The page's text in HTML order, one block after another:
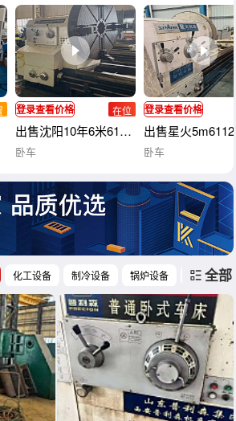
主轴，主轴传动方式直联，三轴滚柱线
登录查看价格 在位
出售沈阳10年6米61200重型卧车，导轨
卧车
登录查看价格
出售星火
卧车
化工设备 制冷设备 锅炉设备 工程机械
全部